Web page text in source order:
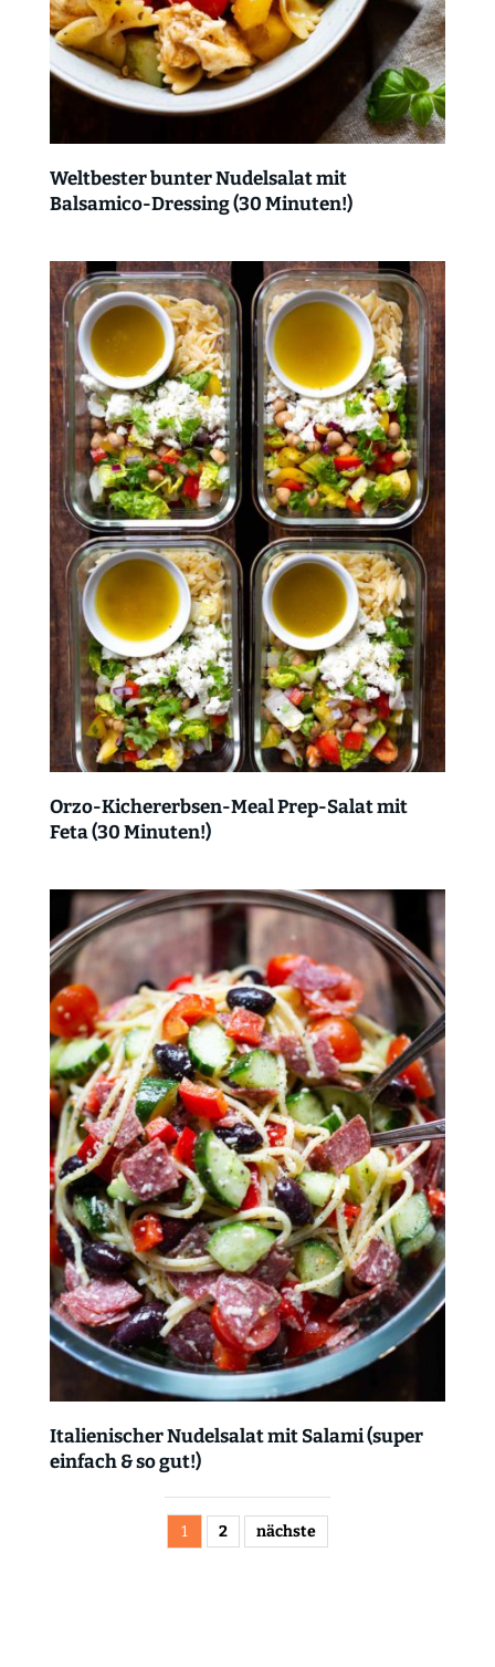
Weltbester bunter Nudelsalat mit
Balsamico-Dressing (30 Minuten!)
Orzo-Kichererbsen-Meal Prep-Salat mit
Feta (30 Minuten!)
Italienischer Nudelsalat mit Salami (super
einfach & so gut!)
1 2 nächste